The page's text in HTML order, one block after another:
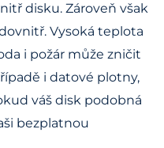
disku. Zároveň však
Vysoká teplota
i požár může zničit
i datové plotny,
váš disk podobná
bezplatnou